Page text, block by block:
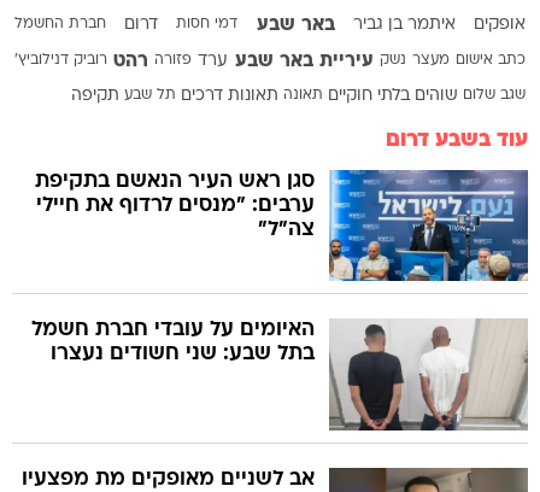
אופקים איתמר בן גביר באר שבע דמי חסות דרום חברת החשמל
כתב אישום מעצר נשק עיריית באר שבע ערד פזורה רהט רוביק דנילוביץ'
שגב שלום שוהים בלתי חוקיים תאונה תאונות דרכים תל שבע תקיפה
עוד בשבע דרום
סגן ראש העיר הנאשם בתקיפת
ערבים: "מנסים לרדוף את חיילי
צה"ל"
האיומים על עובדי חברת חשמל
בתל שבע: שני חשודים נעצרו
אב לשניים מאופקים מת מפצעיו